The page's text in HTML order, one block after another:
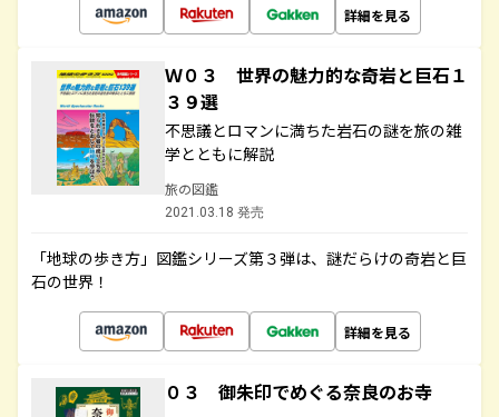
詳細を見る
Ｗ０３ 世界の魅力的な奇岩と巨石１
３９選
不思議とロマンに満ちた岩石の謎を旅の雑
学とともに解説
旅の図鑑
2021.03.18 発売
「地球の歩き方」図鑑シリーズ第３弾は、謎だらけの奇岩と巨
石の世界！
詳細を見る
０３ 御朱印でめぐる奈良のお寺